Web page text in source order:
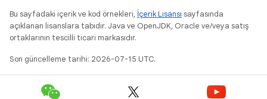
Bu sayfadaki içerik ve kod örnekleri, İçerik Lisansı sayfasında
açıklanan lisanslara tabidir. Java ve OpenJDK, Oracle ve/veya satış
ortaklarının tescilli ticari markasıdır.
Son güncelleme tarihi: 2026-07-15 UTC.